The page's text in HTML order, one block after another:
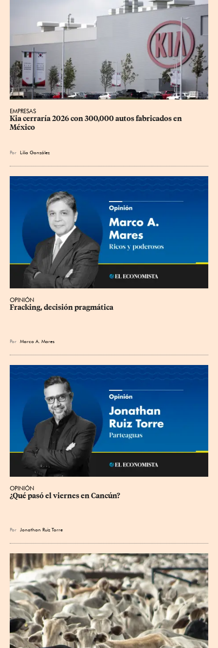
EMPRESAS
Kia cerraría 2026 con 300,000 autos fabricados en
México
Por Lilia González
OPINIÓN
Fracking, decisión pragmática
Por Marco A. Mares
OPINIÓN
¿Qué pasó el viernes en Cancún?
Por Jonathan Ruiz Torre